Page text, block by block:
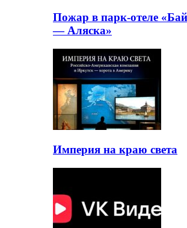
Пожар в парк-отеле
— Аляска»
Империя на краю света